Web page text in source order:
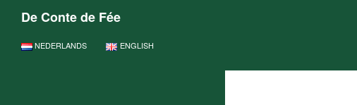
De Conte de Fée
NEDERLANDS
ENGLISH